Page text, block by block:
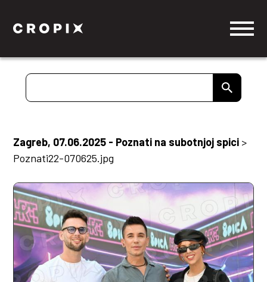
Zagreb, 07.06.2025 - Poznati na subotnjoj spici >
Poznati22-070625.jpg